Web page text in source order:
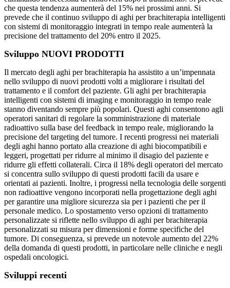
che questa tendenza aumenterà del 15% nei prossimi anni. Si
prevede che il continuo sviluppo di aghi per brachiterapia intelligenti
con sistemi di monitoraggio integrati in tempo reale aumenterà la
precisione del trattamento del 20% entro il 2025.
Sviluppo NUOVI PRODOTTI
Il mercato degli aghi per brachiterapia ha assistito a un’impennata
nello sviluppo di nuovi prodotti volti a migliorare i risultati del
trattamento e il comfort del paziente. Gli aghi per brachiterapia
intelligenti con sistemi di imaging e monitoraggio in tempo reale
stanno diventando sempre più popolari. Questi aghi consentono agli
operatori sanitari di regolare la somministrazione di materiale
radioattivo sulla base del feedback in tempo reale, migliorando la
precisione del targeting del tumore. I recenti progressi nei materiali
degli aghi hanno portato alla creazione di aghi biocompatibili e
leggeri, progettati per ridurre al minimo il disagio del paziente e
ridurre gli effetti collaterali. Circa il 18% degli operatori del mercato
si concentra sullo sviluppo di questi prodotti facili da usare e
orientati ai pazienti. Inoltre, i progressi nella tecnologia delle sorgenti
non radioattive vengono incorporati nella progettazione degli aghi
per garantire una migliore sicurezza sia per i pazienti che per il
personale medico. Lo spostamento verso opzioni di trattamento
personalizzate si riflette nello sviluppo di aghi per brachiterapia
personalizzati su misura per dimensioni e forme specifiche del
tumore. Di conseguenza, si prevede un notevole aumento del 22%
della domanda di questi prodotti, in particolare nelle cliniche e negli
ospedali oncologici.
Sviluppi recenti